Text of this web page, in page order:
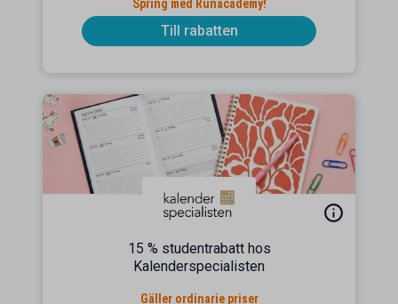
Spring med Runacademy!
Till rabatten
15 % studentrabatt hos
Kalenderspecialisten
Gäller ordinarie priser